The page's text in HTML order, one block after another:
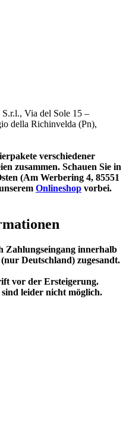
Via del Sole 15 –
della Richinvelda (Pn),
verschiedener
zusammen. Schauen Sie in
(Am Werbering 4, 85551
Onlineshop vorbei.
Zahlungseingang innerhalb
Deutschland) zugesandt.
vor der Ersteigerung.
leider nicht möglich.